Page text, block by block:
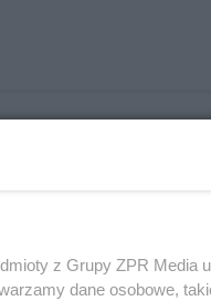
olej opałowy
zbiorn…
z Grupy ZPR Media
dane osobowe,